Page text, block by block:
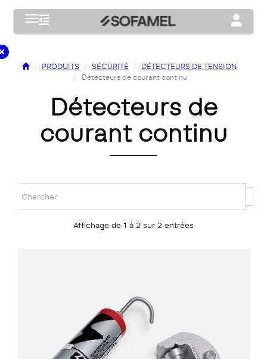
Toggle navigation Toggle
PRODUITS SÉCURITÉ
DÉTECTEURS DE TENSION
Détecteurs de courant continu
détecteurs de
courant continu
Affichage de 1 à 2 sur 2 entrées